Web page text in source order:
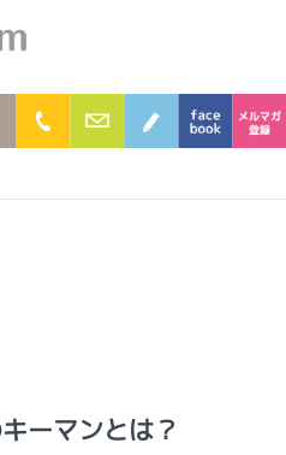
MENU 0120-36-2023
お問合わせフォー
ブログ
ーマンとは？